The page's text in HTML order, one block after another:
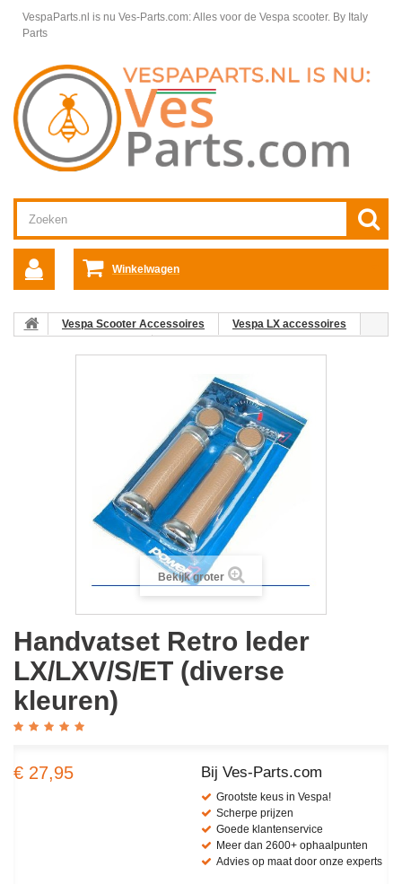
VespaParts.nl is nu Ves-Parts.com: Alles voor de Vespa scooter. By Italy
Parts
Winkelwagen
Vespa Scooter Accessoires
Vespa LX accessoires
Bekijk groter
Handvatset Retro leder
LX/LXV/S/ET (diverse
kleuren)
€ 27,95 Bij Ves-Parts.com
Grootste keus in Vespa!
Scherpe prijzen
Goede klantenservice
Meer dan 2600+ ophaalpunten
Advies op maat door onze experts